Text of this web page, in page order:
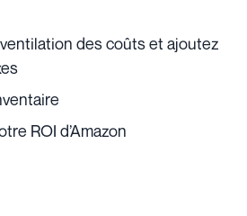
des coûts et ajoutez
ROI d’Amazon